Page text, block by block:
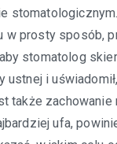
prosty sposób,
stomatolog
ustnej i
także
ufa,